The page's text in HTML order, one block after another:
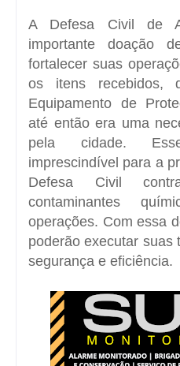
A Defesa Civil de
importante doação
fortalecer suas
os itens recebidos,
Equipamento de
até então era uma
pela cidade.
imprescindível para a
Defesa Civil
contaminantes
operações. Com essa
poderão executar suas
segurança e eficiência.